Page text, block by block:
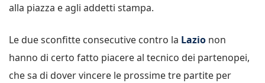
alla piazza e agli addetti stampa.
Le due sconfitte consecutive contro la Lazio non
hanno di certo fatto piacere al tecnico dei partenopei,
che sa di dover vincere le prossime tre partite per